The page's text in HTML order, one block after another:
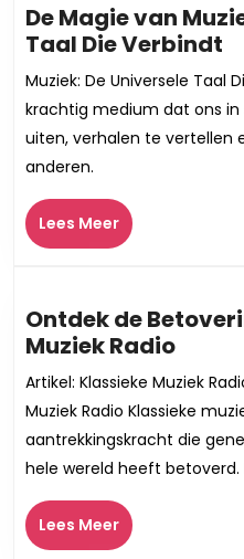
De Magie van
Taal Die Verbindt
Muziek: De Universele Taal
krachtig medium dat ons
uiten, verhalen te vertellen
anderen.
Lees MeerLees
Meer
Ontdek de
Muziek RadioOntdek
de
van
Artikel: Klassieke Muziek
Muziek Radio Klassieke
aantrekkingskracht die
hele wereld heeft betoverd.
Lees MeerLees
Meer